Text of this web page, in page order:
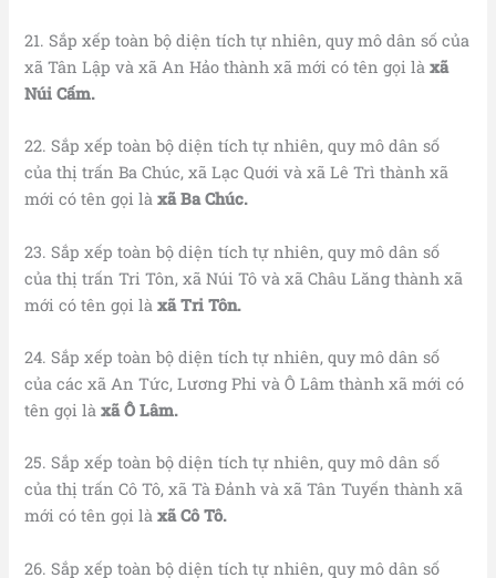
21. Sắp xếp toàn bộ diện tích tự nhiên, quy mô dân số của
xã Tân Lập và xã An Hảo thành xã mới có tên gọi là xã
Núi Cấm.
22. Sắp xếp toàn bộ diện tích tự nhiên, quy mô dân số
của thị trấn Ba Chúc, xã Lạc Quới và xã Lê Trì thành xã
mới có tên gọi làxã Ba Chúc.
23. Sắp xếp toàn bộ diện tích tự nhiên, quy mô dân số
của thị trấn Tri Tôn, xã Núi Tô và xã Châu Lăng thành xã
mới có tên gọi làxã Tri Tôn.
24. Sắp xếp toàn bộ diện tích tự nhiên, quy mô dân số
của các xã An Tức, Lương Phi và Ô Lâm thành xã mới có
tên gọi làxã Ô Lâm.
25. Sắp xếp toàn bộ diện tích tự nhiên, quy mô dân số
của thị trấn Cô Tô, xã Tà Đảnh và xã Tân Tuyến thành xã
mới có tên gọi làxã Cô Tô.
26. Sắp xếp toàn bộ diện tích tự nhiên, quy mô dân số